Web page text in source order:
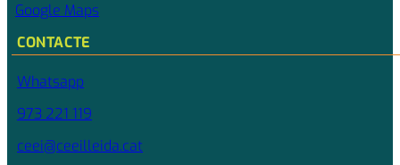
Google Maps
CONTACTE
Whatsapp
973 221 119
ceei@ceeilleida.cat